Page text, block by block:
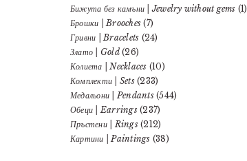
Бижута без камъни | Jewelry without gems (1)
Брошки | Brooches (7)
Гривни | Bracelets (24)
Злато | Gold(26)
Колиета | Necklaces (10)
Комплекти | Sets(233)
Медальони | Pendants(544)
Обеци | Earrings(237)
Пръстени | Rings(212)
Картини | Paintings (38)